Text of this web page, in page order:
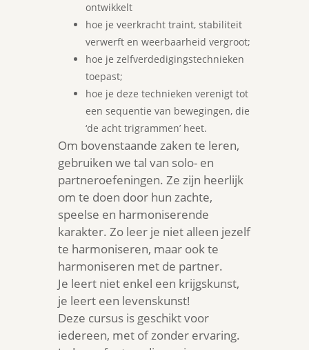
ontwikkelt
hoe je veerkracht traint, stabiliteit
verwerft en weerbaarheid vergroot;
hoe je zelfverdedigingstechnieken
toepast;
hoe je deze technieken verenigt tot
een sequentie van bewegingen, die
‘de acht trigrammen’ heet.
Om bovenstaande zaken te leren,
gebruiken we tal van solo- en
partneroefeningen. Ze zijn heerlijk
om te doen door hun zachte,
speelse en harmoniserende
karakter. Zo leer je niet alleen jezelf
te harmoniseren, maar ook te
harmoniseren met de partner.
Je leert niet enkel een krijgskunst,
je leert een levenskunst!
Deze cursus is geschikt voor
iedereen, met of zonder ervaring.